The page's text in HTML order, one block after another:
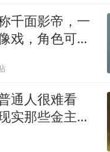
千面影帝，一
戏，角色可塑
通人很难看
实那些金主看